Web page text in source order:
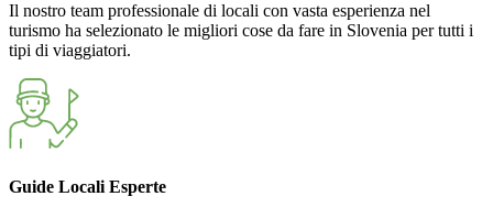
Il nostro team professionale di locali con vasta esperienza nel
turismo ha selezionato le migliori cose da fare in Slovenia per tutti i
tipi di viaggiatori.
Guide Locali Esperte